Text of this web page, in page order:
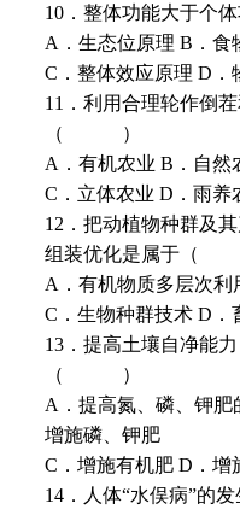
10．整体功能大于
A．生态位原理 B．食
C．整体效应原理 D．
11．利用合理轮作倒
（ ）
A．有机农业 B．自然
C．立体农业 D．雨养
12．把动植物种群及
组装优化是属于（
A．有机物质多层次
C．生物种群技术 D．
13．提高土壤自净能
（ ）
A．提高氮、磷、钾肥
增施磷、钾肥
C．增施有机肥 D．增
14．人体“水俣病”